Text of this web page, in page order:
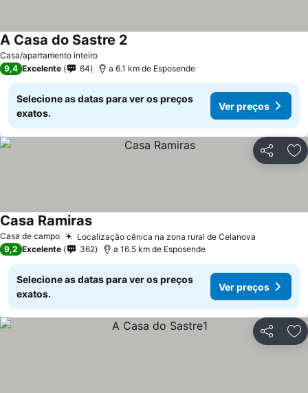
Casa/apartamento inteiro
A Casa do Sastre 2
9,4 Excelente 64 a 6.1 km de Esposende
Selecione as datas para ver os preços
exatos.
Ver preços
Partilhar
Casa de campo Localização cênica na zona rural de Celanova
Casa Ramiras
9,2 Excelente 362 a 16.5 km de Esposende
Selecione as datas para ver os preços
exatos.
Ver preços
Partilhar